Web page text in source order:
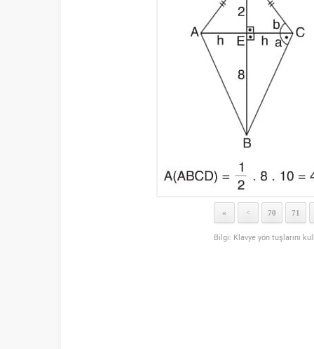
« < 70 71
Bilgi: Klavye yön tuşlarını